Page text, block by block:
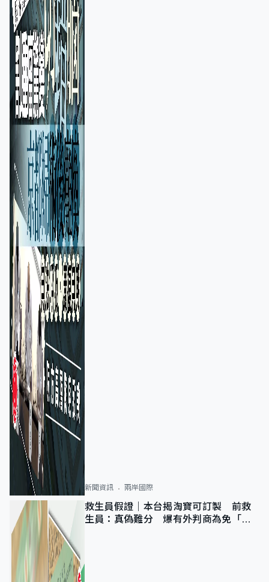
新聞資訊 兩岸國際
救生員假證｜本台揭淘寶可訂製 前救
生員：真偽難分 爆有外判商為免「封